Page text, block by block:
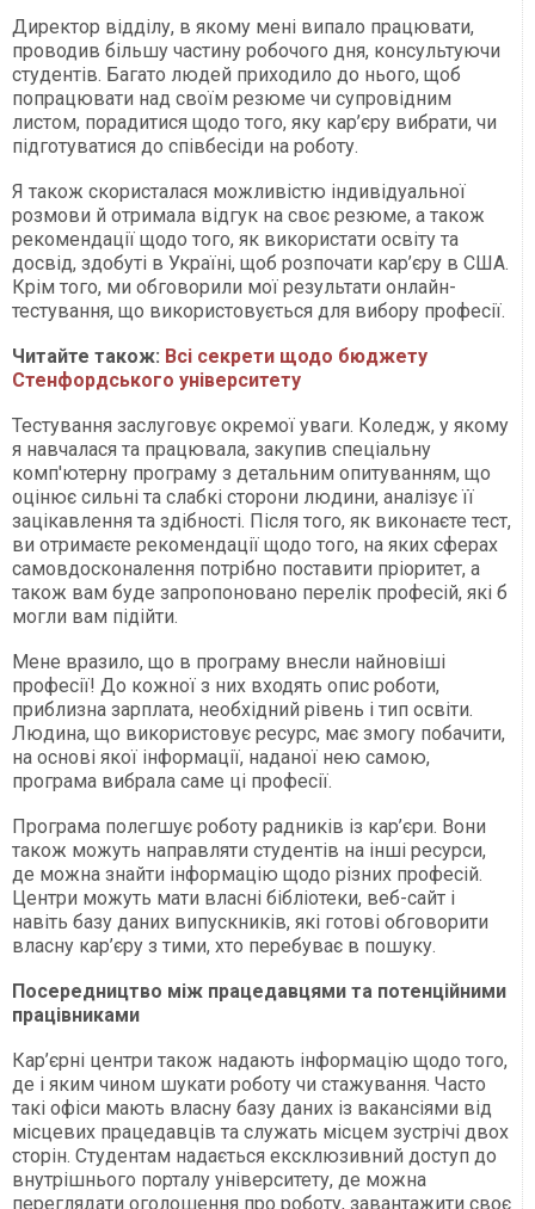
Директор відділу, в якому мені випало працювати,
проводив більшу частину робочого дня, консультуючи
студентів. Багато людей приходило до нього, щоб
попрацювати над своїм резюме чи супровідним
листом, порадитися щодо того, яку кар’єру вибрати, чи
підготуватися до співбесіди на роботу.
Я також скористалася можливістю індивідуальної
розмови й отримала відгук на своє резюме, а також
рекомендації щодо того, як використати освіту та
досвід, здобуті в Україні, щоб розпочати кар’єру в США.
Крім того, ми обговорили мої результати онлайн-
тестування, що використовується для вибору професії.
Читайте також: Всі секрети щодо бюджету
Стенфордського університету
Тестування заслуговує окремої уваги. Коледж, у якому
я навчалася та працювала, закупив спеціальну
комп'ютерну програму з детальним опитуванням, що
оцінює сильні та слабкі сторони людини, аналізує її
зацікавлення та здібності. Після того, як виконаєте тест,
ви отримаєте рекомендації щодо того, на яких сферах
самовдосконалення потрібно поставити пріоритет, а
також вам буде запропоновано перелік професій, які б
могли вам підійти.
Мене вразило, що в програму внесли найновіші
професії! До кожної з них входять опис роботи,
приблизна зарплата, необхідний рівень і тип освіти.
Людина, що використовує ресурс, має змогу побачити,
на основі якої інформації, наданої нею самою,
програма вибрала саме ці професії.
Програма полегшує роботу радників із кар’єри. Вони
також можуть направляти студентів на інші ресурси,
де можна знайти інформацію щодо різних професій.
Центри можуть мати власні бібліотеки, веб-сайт і
навіть базу даних випускників, які готові обговорити
власну кар’єру з тими, хто перебуває в пошуку.
Посередництво між працедавцями та потенційними
працівниками
Кар’єрні центри також надають інформацію щодо того,
де і яким чином шукати роботу чи стажування. Часто
такі офіси мають власну базу даних із вакансіями від
місцевих працедавців та служать місцем зустрічі двох
сторін. Студентам надається ексклюзивний доступ до
внутрішнього порталу університету, де можна
переглядати оголошення про роботу, завантажити своє